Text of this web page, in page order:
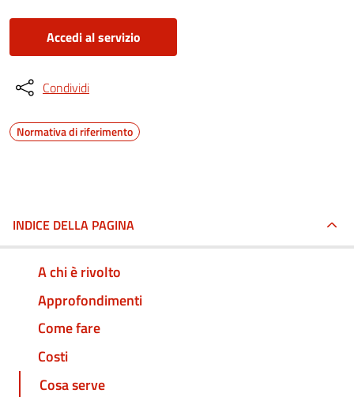
Accedi al servizio
Condividi
Normativa di riferimento
INDICE DELLA PAGINA
A chi è rivolto
Approfondimenti
Come fare
Costi
Cosa serve